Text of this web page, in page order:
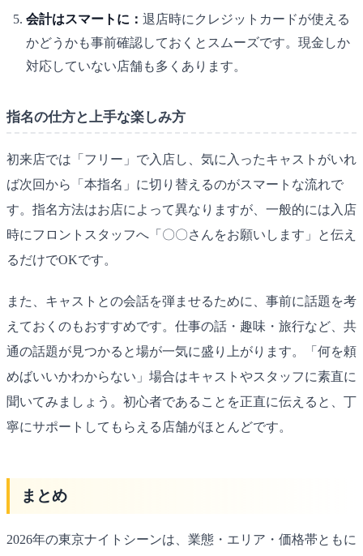
会計はスマートに： 退店時にクレジットカードが使える
かどうかも事前確認しておくとスムーズです。現金しか
対応していない店舗も多くあります。
指名の仕方と上手な楽しみ方
初来店では「フリー」で入店し、気に入ったキャストがいれ
ば次回から「本指名」に切り替えるのがスマートな流れで
す。指名方法はお店によって異なりますが、一般的には入店
時にフロントスタッフへ「〇〇さんをお願いします」と伝え
るだけでOKです。
また、キャストとの会話を弾ませるために、事前に話題を考
えておくのもおすすめです。仕事の話・趣味・旅行など、共
通の話題が見つかると場が一気に盛り上がります。「何を頼
めばいいかわからない」場合はキャストやスタッフに素直に
聞いてみましょう。初心者であることを正直に伝えると、丁
寧にサポートしてもらえる店舗がほとんどです。
まとめ
2026年の東京ナイトシーンは、業態・エリア・価格帯ともに